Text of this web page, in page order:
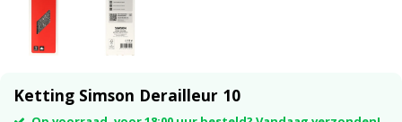
Ketting Simson Derailleur 10